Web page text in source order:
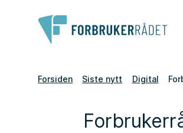
Forsiden Siste nytt Digital